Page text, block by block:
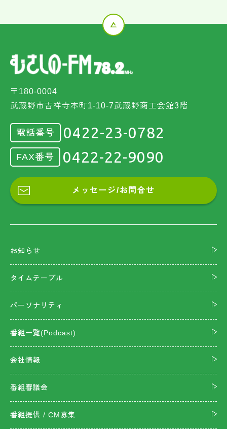
〒180-0004
武蔵野市吉祥寺本町1-10-7武蔵野商工会館3階
電話番号 0422-23-0782
FAX番号 0422-22-9090
メッセージ/お問合せ
お知らせ
タイムテーブル
パーソナリティ
番組一覧(Podcast)
会社情報
番組審議会
番組提供 / CM募集